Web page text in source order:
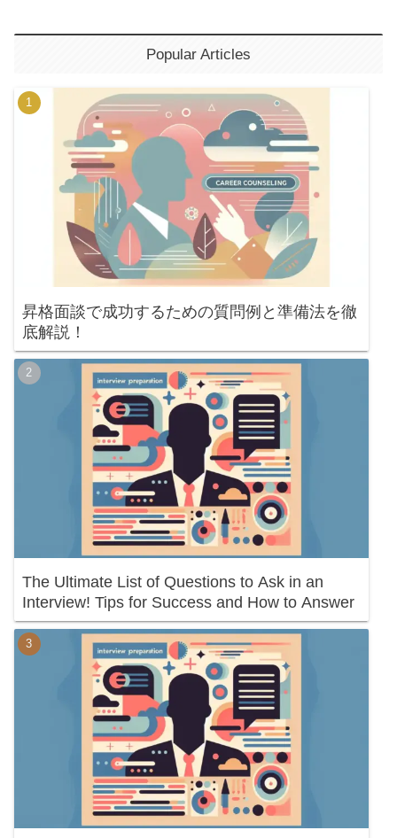
Popular Articles
昇格面談で成功するための質問例と準備法を徹
底解説！
The Ultimate List of Questions to Ask in an
Interview! Tips for Success and How to Answer